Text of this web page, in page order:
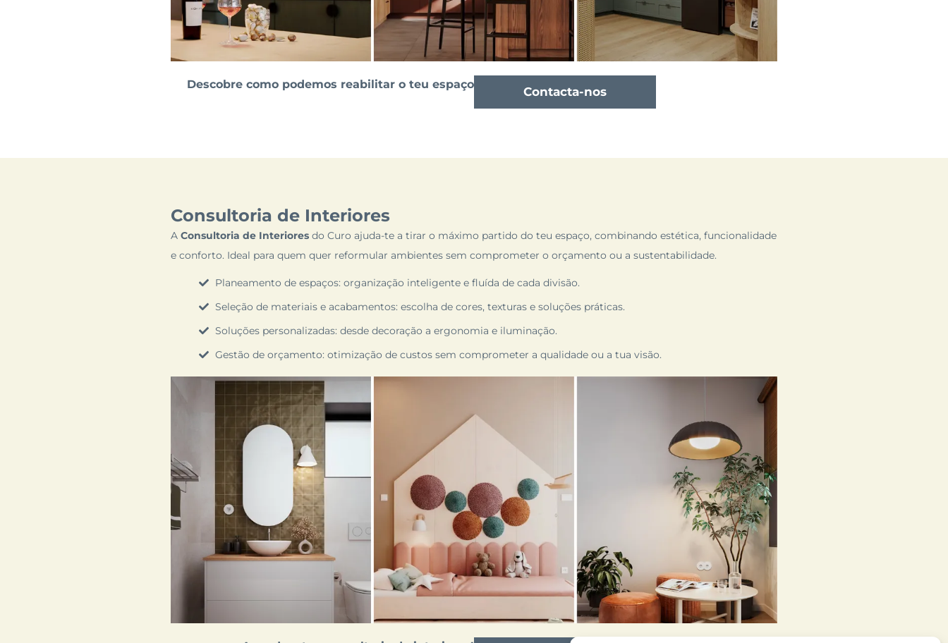
Descobre como podemos reabilitar o teu espaço
Contacta-nos
Consultoria de Interiores
A Consultoria de Interiores do Curo ajuda-te a tirar o máximo partido do teu espaço, combinando estética, funcionalidade
e conforto. Ideal para quem quer reformular ambientes sem comprometer o orçamento ou a sustentabilidade.
Planeamento de espaços: organização inteligente e fluída de cada divisão.
Seleção de materiais e acabamentos: escolha de cores, texturas e soluções práticas.
Soluções personalizadas: desde decoração a ergonomia e iluminação.
Gestão de orçamento: otimização de custos sem comprometer a qualidade ou a tua visão.